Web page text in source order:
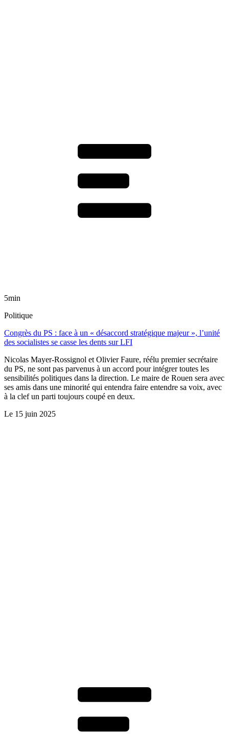
5min
Politique
Congrès du PS : face à un « désaccord stratégique majeur », l’unité
des socialistes se casse les dents sur LFI
Nicolas Mayer-Rossignol et Olivier Faure, réélu premier secrétaire
du PS, ne sont pas parvenus à un accord pour intégrer toutes les
sensibilités politiques dans la direction. Le maire de Rouen sera avec
ses amis dans une minorité qui entendra faire entendre sa voix, avec
à la clef un parti toujours coupé en deux.
Le 15 juin 2025